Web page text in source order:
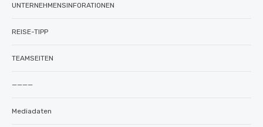
UNTERNEHMENSINFORATIONEN
REISE-TIPP
TEAMSEITEN
————
Mediadaten